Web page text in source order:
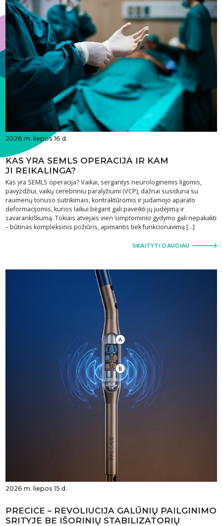
2026 m. liepos 16 d.
KAS YRA SEMLS OPERACIJA IR KAM
JI REIKALINGA?
Kas yra SEMLS operacija? Vaikai, sergantys neurologinėmis ligomis,
pavyzdžiui, vaikų cerebriniu paralyžiumi (VCP), dažnai susiduria su
raumenų tonuso sutrikimais, kontraktūromis ir judamojo aparato
deformacijomis, kurios laikui bėgant gali paveikti jų judėjimą ir
savarankiškumą. Tokiais atvejais vien simptominio gydymo gali nepakakti
– būtinas kompleksinis požiūris, apimantis tiek funkcionavimą […]
SKAITYTI DAUGIAU
2026 m. liepos 15 d.
PRECICE – REVOLIUCIJA GALŪNIŲ PAILGINIMO
SRITYJE BE IŠORINIŲ STABILIZATORIŲ